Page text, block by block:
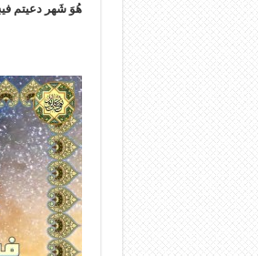
هُوَ شَهر دعيتم